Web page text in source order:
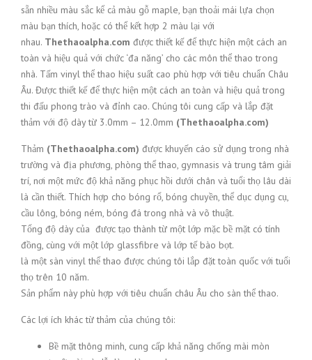
sẵn nhiều màu sắc kể cả màu gỗ maple, bạn thoải mái lựa chọn
màu bạn thích, hoặc có thể kết hợp 2 màu lại với
nhau. Thethaoalpha.com được thiết kế để thực hiện một cách an
toàn và hiệu quả với chức ‘đa năng’ cho các môn thể thao trong
nhà. Tấm vinyl thể thao hiệu suất cao phù hợp với tiêu chuẩn Châu
Âu. Được thiết kế để thực hiện một cách an toàn và hiệu quả trong
thi đấu phong trào và đỉnh cao. Chúng tôi cung cấp và lắp đặt
thảm với độ dày từ 3.0mm – 12.0mm (Thethaoalpha.com)
Thảm (Thethaoalpha.com) được khuyến cáo sử dụng trong nhà
trường và địa phương, phòng thể thao, gymnasis và trung tâm giải
trí, nơi một mức độ khả năng phục hồi dưới chân và tuổi thọ lâu dài
là cần thiết. Thích hợp cho bóng rổ, bóng chuyền, thể dục dụng cụ,
cầu lông, bóng ném, bóng đá trong nhà và võ thuật.
Tổng độ dày của được tạo thành từ một lớp mặc bề mặt có tính
đồng, cùng với một lớp glassfibre và lớp tế bào bọt.
là một sàn vinyl thể thao được chúng tôi lắp đặt toàn quốc với tuổi
thọ trên 10 năm.
Sản phẩm này phù hợp với tiêu chuẩn châu Âu cho sàn thể thao.
Các lợi ích khác từ thảm của chúng tôi:
Bề mặt thông minh, cung cấp khả năng chống mài mòn